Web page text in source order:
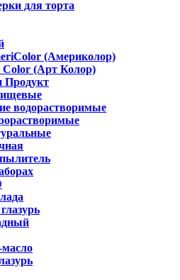
для торта
(Америколор)
(Арт Колор)
Продукт
водорастворимые